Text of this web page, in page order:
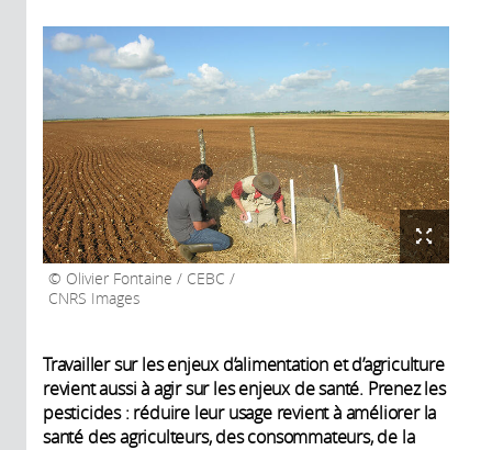
Olivier Fontaine / CEBC /
CNRS Images
Travailler sur les enjeux d’alimentation et d’agriculture
revient aussi à agir sur les enjeux de santé. Prenez les
pesticides : réduire leur usage revient à améliorer la
santé des agriculteurs, des consommateurs, de la